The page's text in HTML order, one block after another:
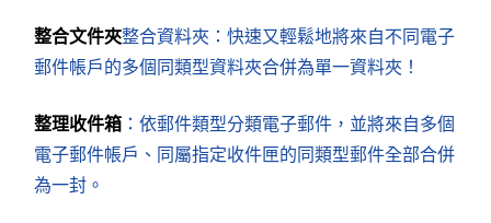
整合文件夾整合資料夾：快速又輕鬆地將來自不同電子
郵件帳戶的多個同類型資料夾合併為單一資料夾！
整理收件箱 ：依郵件類型分類電子郵件，並將來自多個
電子郵件帳戶、同屬指定收件匣的同類型郵件全部合併
為一封。